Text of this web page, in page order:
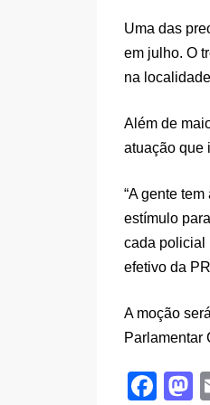
Uma das
em julho. O
na
Além de
atuação que
“A gente
estímulo
cada policial
efetivo da
A moção
Parlamentar
F